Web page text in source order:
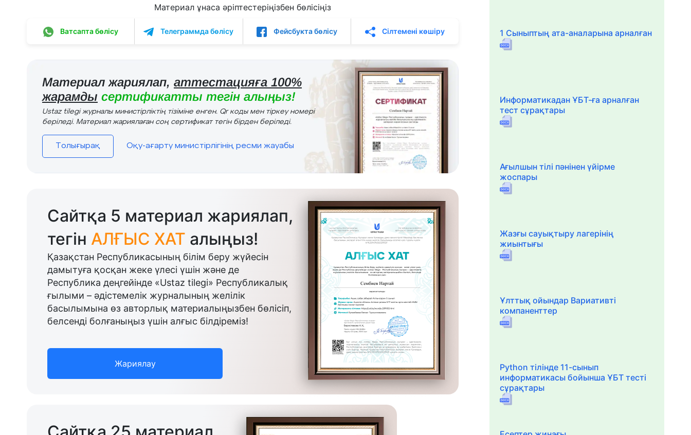
Материал ұнаса әріптестеріңізбен бөлісіңіз
Ватсапта бөлісу Телеграммда бөлісу Фейсбукта бөлісу Сілтемені көшіру
Материал жариялап, аттестацияға 100%
жарамды сертификатты тегін алыңыз!
Ustaz tilegi журналы министірліктің тізіміне енген. Qr коды мен тіркеу номері
беріледі. Материал жариялаған соң сертификат тегін бірден беріледі.
Толығырақ Оқу-ағарту министірлігінің ресми жауабы
Сайтқа 5 материал жариялап,
тегін АЛҒЫС ХАТ алыңыз!
Қазақстан Республикасының білім беру жүйесін
дамытуға қосқан жеке үлесі үшін және де
Республика деңгейінде «Ustaz tilegi» Республикалық
ғылыми – әдістемелік журналының желілік
басылымына өз авторлық материалыңызбен бөлісіп,
белсенді болғаныңыз үшін алғыс білдіреміз!
Жариялау
1 Сыныптың ата-аналарына арналған
Информатикадан ҰБТ-ға арналған
тест сұрақтары
Ағылшын тілі пәнінен үйірме
жоспары
Жазғы сауықтыру лагерінің
жиынтығы
Ұлттық ойындар Вариативті
компаненттер
Python тілінде 11-сынып
информатикасы бойынша ҰБТ тесті
сұрақтары